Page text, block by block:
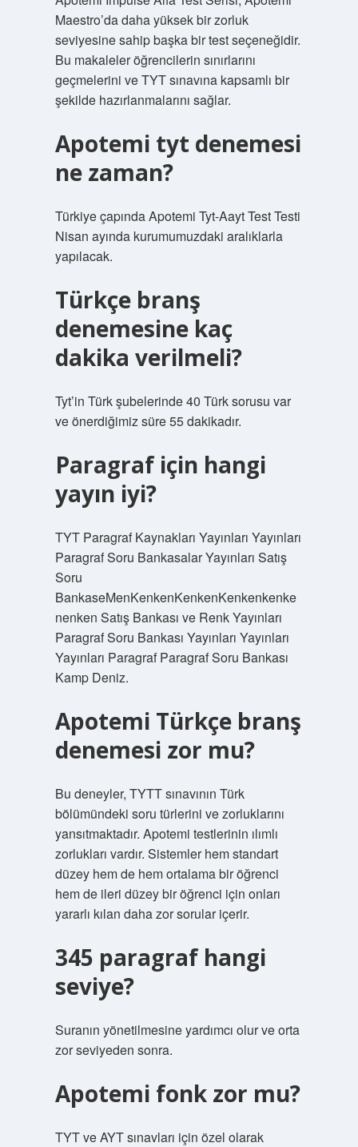
Maestro’da daha yüksek bir zorluk
seviyesine sahip başka bir test seçeneğidir.
Bu makaleler öğrencilerin sınırlarını
geçmelerini ve TYT sınavına kapsamlı bir
şekilde hazırlanmalarını sağlar.
Apotemi tyt denemesi
ne zaman?
Türkiye çapında Apotemi Tyt-Aayt Test Testi
Nisan ayında kurumumuzdaki aralıklarla
yapılacak.
Türkçe branş
denemesine kaç
dakika verilmeli?
Tyt’in Türk şubelerinde 40 Türk sorusu var
ve önerdiğimiz süre 55 dakikadır.
Paragraf için hangi
yayın iyi?
TYT Paragraf Kaynakları Yayınları Yayınları
Paragraf Soru Bankasalar Yayınları Satış
Soru
BankaseMenKenkenKenkenKenkenkenke
nenken Satış Bankası ve Renk Yayınları
Paragraf Soru Bankası Yayınları Yayınları
Yayınları Paragraf Paragraf Soru Bankası
Kamp Deniz.
Apotemi Türkçe branş
denemesi zor mu?
Bu deneyler, TYTT sınavının Türk
bölümündeki soru türlerini ve zorluklarını
yansıtmaktadır. Apotemi testlerinin ılımlı
zorlukları vardır. Sistemler hem standart
düzey hem de hem ortalama bir öğrenci
hem de ileri düzey bir öğrenci için onları
yararlı kılan daha zor sorular içerir.
345 paragraf hangi
seviye?
Suranın yönetilmesine yardımcı olur ve orta
zor seviyeden sonra.
Apotemi fonk zor mu?
TYT ve AYT sınavları için özel olarak